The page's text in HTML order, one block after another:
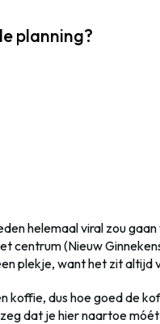
planning?
helemaal viral zou
centrum (Nieuw
plekje, want het zit altijd
koffie, dus hoe goed de
dat je hier naartoe